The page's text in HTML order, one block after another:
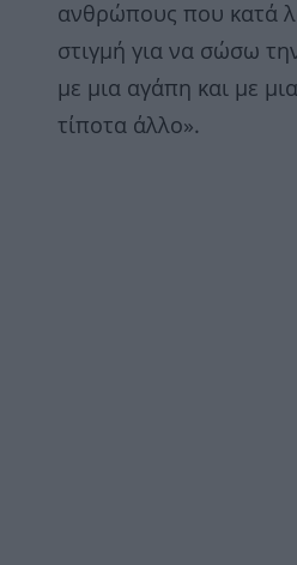
ανθρώπους που κατά
στιγμή για να σώσω
με μια αγάπη και με
τίποτα άλλο».